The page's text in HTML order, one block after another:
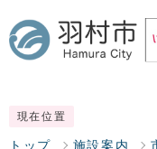
現在位置
トップ 施設案内